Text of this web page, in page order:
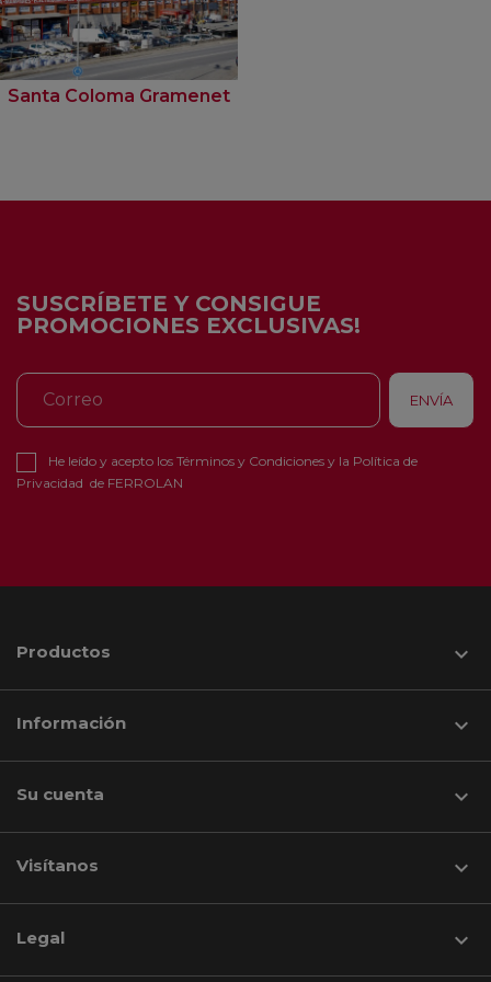
Santa Coloma Gramenet
SUSCRÍBETE Y CONSIGUE
PROMOCIONES EXCLUSIVAS!
He leído y acepto los Términos y Condiciones y la Política de
Privacidad de FERROLAN
Productos 
Información 
Su cuenta 
Visítanos keyboard_arrow_down
Legal 